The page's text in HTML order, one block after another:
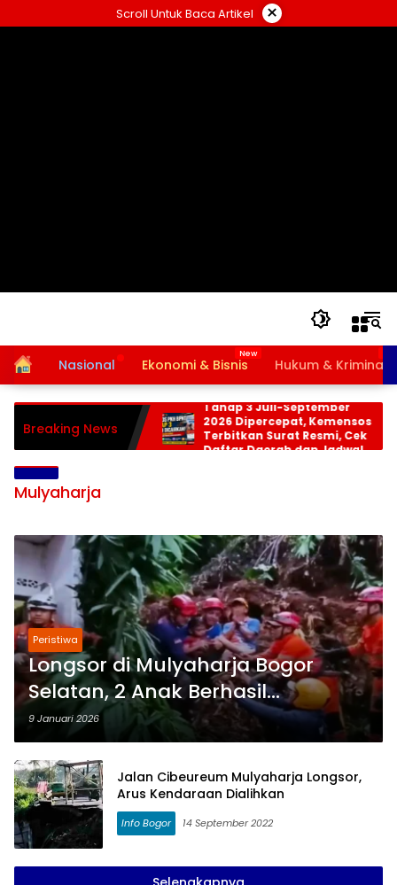
ke
Scroll Untuk Baca Artikel ×
HomeNasional Ekonomi & Bisnis Hukum & Kriminal
Breaking News
Bansos PKH dan BPNT
Tahap 3 Juli-September
2026 Dipercepat, Kemensos
Terbitkan Surat Resmi, Cek
Daftar Daerah dan Jadwal
Mulyaharja
Peristiwa
Longsor di Mulyaharja Bogor
Selatan, 2 Anak Berhasil
diselamatkan
9 Januari 2026
Jalan Cibeureum Mulyaharja Longsor,
Arus Kendaraan Dialihkan
Info Bogor 14 September 2022